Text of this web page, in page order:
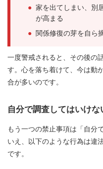
● 家を出てしまい、別
が高まる
● 関係修復の芽を自ら
一度警戒されると、その後の
す。心を落ち着けて、今は動
合が多いのです。
自分で調査してはいけな
もう一つの禁止事項は「自分
いえ、以下のような行為は違
です。